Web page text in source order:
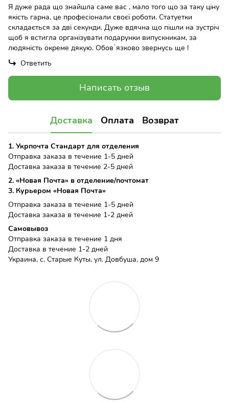
Я дуже рада що знайшла саме вас , мало того що за таку ціну
якість гарна, це професіонали своєї роботи. Статуетки
складається за дві секунди. Дуже вдячна що пішли на зустріч
щоб я встигла організувати подарунки випускникам, за
людяність окреме дякую. Обовʼязково звернусь ще !
Ответить
Написать отзыв
Доставка Оплата Возврат
1. Укрпочта Стандарт для отделения
Отправка заказа в течение 1-5 дней
Доставка заказа в течение 2-5 дней
2. «Новая Почта» в отделение/почтомат
3. Курьером «Новая Почта»
Отправка заказа в течение 1-5 дней
Доставка заказа в течение 1-2 дней
Самовывоз
Отправка заказа в течение 1 дня
Доставка в течение 1-2 дней
Украина, с. Старые Куты, ул. Довбуша, дом 9